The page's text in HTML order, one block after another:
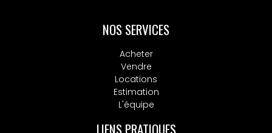
NOS SERVICES
Acheter
Vendre
Locations
Estimation
L'équipe